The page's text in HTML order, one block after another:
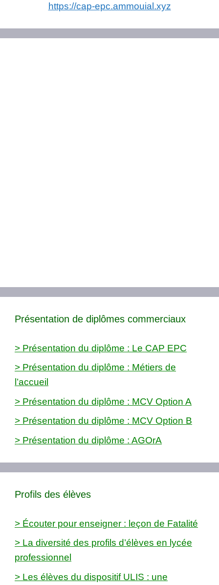
https://cap-epc.ammouial.xyz
Présentation de diplômes commerciaux
> Présentation du diplôme : Le CAP EPC
> Présentation du diplôme : Métiers de
l’accueil
> Présentation du diplôme : MCV Option A
> Présentation du diplôme : MCV Option B
> Présentation du diplôme : AGOrA
Profils des élèves
> Écouter pour enseigner : leçon de Fatalité
> La diversité des profils d’élèves en lycée
professionnel
> Les élèves du dispositif ULIS : une